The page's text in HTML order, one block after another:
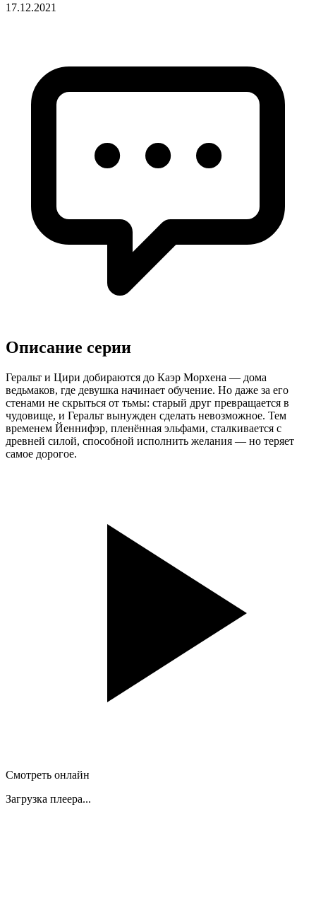
17.12.2021
Описание серии
Геральт и Цири добираются до Каэр Морхена — дома
ведьмаков, где девушка начинает обучение. Но даже за его
стенами не скрыться от тьмы: старый друг превращается в
чудовище, и Геральт вынужден сделать невозможное. Тем
временем Йеннифэр, пленённая эльфами, сталкивается с
древней силой, способной исполнить желания — но теряет
самое дорогое.
Смотреть онлайн
Загрузка плеера...